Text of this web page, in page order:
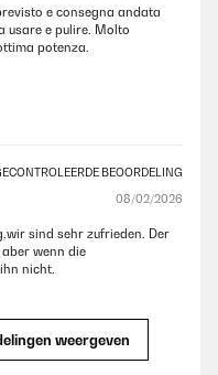
e consegna andata
usare e pulire. Molto
potenza.
BEOORDELING
08/02/2026
sind sehr zufrieden. Der
wenn die
nicht.
weergeven